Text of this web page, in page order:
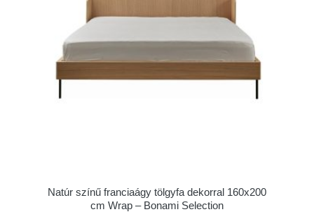
Natúr színű franciaágy tölgyfa dekorral 160x200
cm Wrap – Bonami Selection